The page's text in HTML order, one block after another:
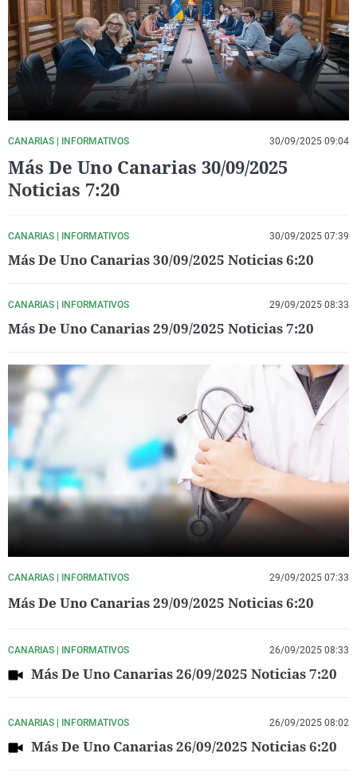
La rosa de los vientos
Gente viajera
Como el perro y el
Caso
Retornados
Equipo de
Operación Viuda
Extremadura
Galicia
La Rioja
Navarra
País Vasco
Virales
Televisión
Elecciones
CANARIAS | INFORMATIVOS 30/09/2025 09:04
Más De Uno Canarias 30/09/2025
Noticias 7:20
CANARIAS | INFORMATIVOS 30/09/2025 07:39
Más De Uno Canarias 30/09/2025 Noticias 6:20
CANARIAS | INFORMATIVOS 29/09/2025 08:33
Más De Uno Canarias 29/09/2025 Noticias 7:20
CANARIAS | INFORMATIVOS 29/09/2025 07:33
Más De Uno Canarias 29/09/2025 Noticias 6:20
CANARIAS | INFORMATIVOS 26/09/2025 08:33
Más De Uno Canarias 26/09/2025 Noticias 7:20
CANARIAS | INFORMATIVOS 26/09/2025 08:02
Más De Uno Canarias 26/09/2025 Noticias 6:20